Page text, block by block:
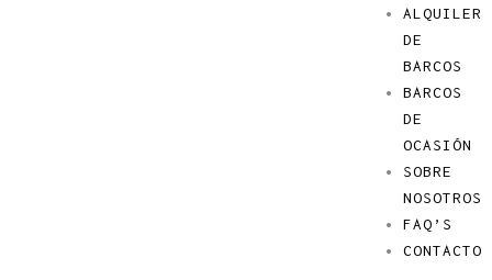
ALQUILER
DE
BARCOS
BARCOS
DE
OCASIÓN
SOBRE
NOSOTROS
FAQ’S
CONTACTO
Menú